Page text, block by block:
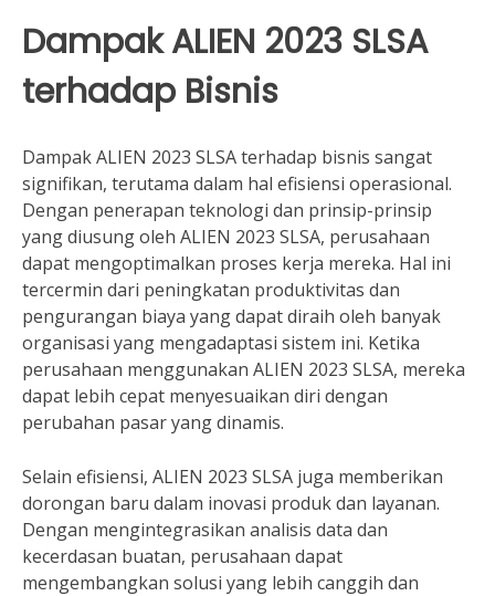
Dampak ALIEN 2023 SLSA
terhadap Bisnis
Dampak ALIEN 2023 SLSA terhadap bisnis sangat
signifikan, terutama dalam hal efisiensi operasional.
Dengan penerapan teknologi dan prinsip-prinsip
yang diusung oleh ALIEN 2023 SLSA, perusahaan
dapat mengoptimalkan proses kerja mereka. Hal ini
tercermin dari peningkatan produktivitas dan
pengurangan biaya yang dapat diraih oleh banyak
organisasi yang mengadaptasi sistem ini. Ketika
perusahaan menggunakan ALIEN 2023 SLSA, mereka
dapat lebih cepat menyesuaikan diri dengan
perubahan pasar yang dinamis.
Selain efisiensi, ALIEN 2023 SLSA juga memberikan
dorongan baru dalam inovasi produk dan layanan.
Dengan mengintegrasikan analisis data dan
kecerdasan buatan, perusahaan dapat
mengembangkan solusi yang lebih canggih dan